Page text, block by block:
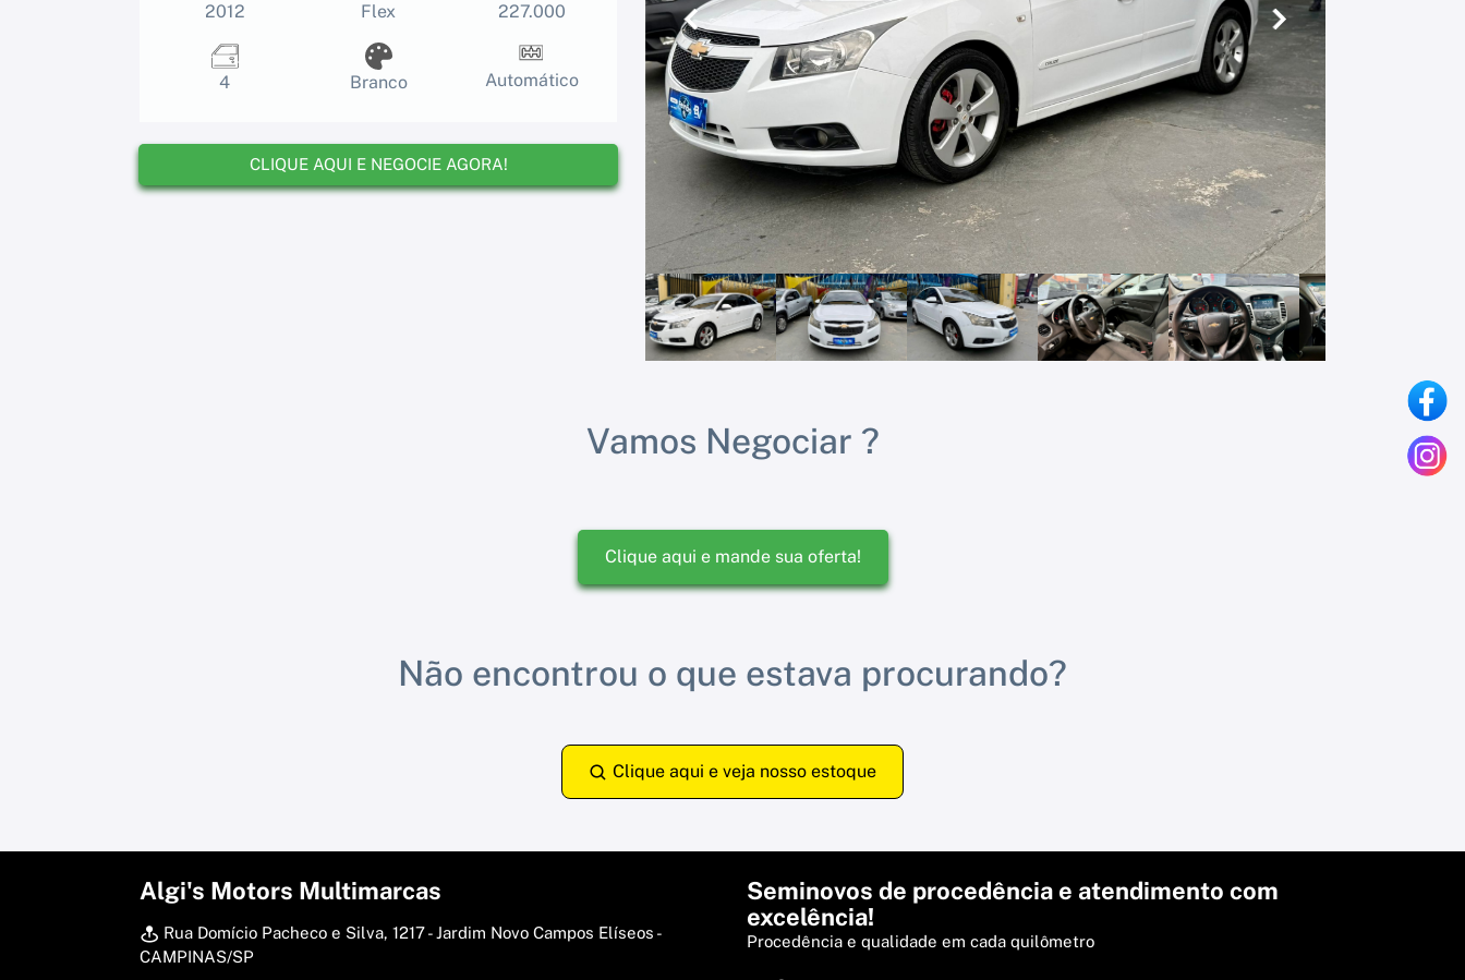
2012 Flex 227.000
4 Branco Automático
CLIQUE AQUI E NEGOCIE AGORA!
Anterior Próximo
Vamos Negociar ?
Clique aqui e mande sua oferta!
Não encontrou o que estava procurando?
Clique aqui e veja nosso estoque
Algi's Motors Multimarcas
Rua Domício Pacheco e Silva, 1217 - Jardim Novo Campos Elíseos -
CAMPINAS/SP
Seminovos de procedência e atendimento com
excelência!
Procedência e qualidade em cada quilômetro